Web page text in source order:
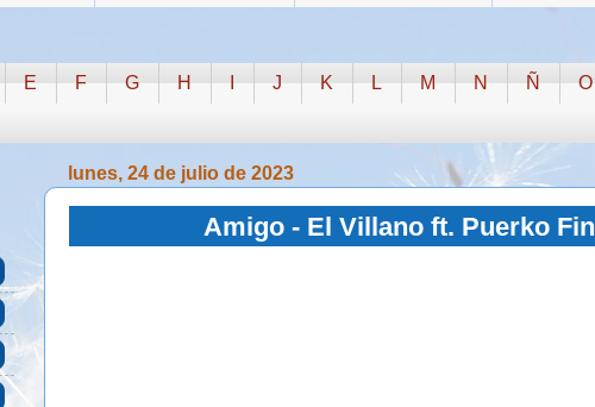
E F G H J K L M N Ñ O
lunes, 24 de julio de 2023
Amigo - El Villano ft. Puerko